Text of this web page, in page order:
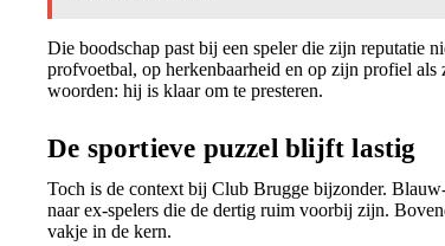
Die boodschap past bij een speler die zijn reputatie
profvoetbal, op herkenbaarheid en op zijn profiel
woorden: hij is klaar om te presteren.
De sportieve puzzel blijft lastig
Toch is de context bij Club Brugge bijzonder.
naar ex-spelers die de dertig ruim voorbij zijn.
vakje in de kern.